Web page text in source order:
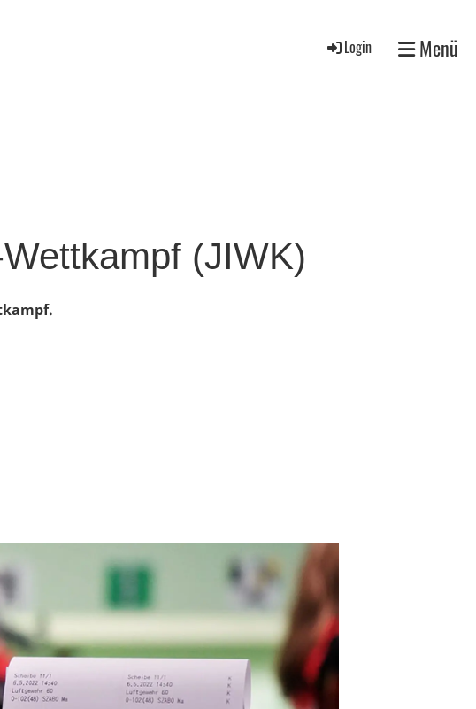
Login Menü
(JIWK)